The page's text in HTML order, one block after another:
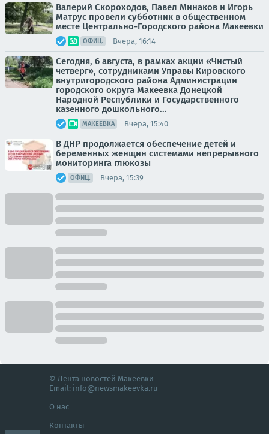
Валерий Скороходов, Павел Минаков и Игорь
Матрус провели субботник в общественном
месте Центрально-Городского района Макеевки
ОФИЦ. Вчера, 16:14
Сегодня, 6 августа, в рамках акции «Чистый
четверг», сотрудниками Управы Кировского
внутригородского района Администрации
городского округа Макеевка Донецкой
Народной Республики и Государственного
казенного дошкольного...
МАКЕЕВКА Вчера, 15:40
В ДНР продолжается обеспечение детей и
беременных женщин системами непрерывного
мониторинга глюкозы
ОФИЦ. Вчера, 15:39
© Лента новостей Макеевки
Email: info@newsmakeevka.ru
О нас
Контакты